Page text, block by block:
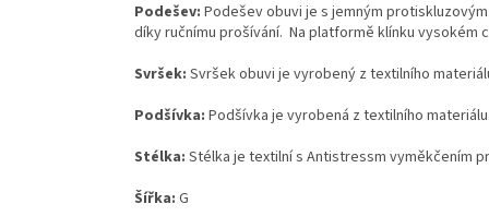
Podešev: Podešev obuvi je s jemným
díky ručnímu prošívání. Na platformě klínku vysokém
Svršek: Svršek obuvi je vyrobený z textilního
Podšívka: Podšívka je vyrobená z textilního materiálu.
Stélka: Stélka je textilní s Antistressm vyměkčením
Šířka: G